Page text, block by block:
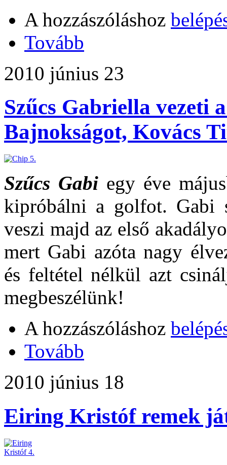
A hozzászóláshoz
Tovább
2010 június 23
Szűcs Gabriella vezeti
Bajnokságot, Kovács
Szűcs Gabi egy éve
kipróbálni a golfot. Gabi
veszi majd az első
mert Gabi azóta nagy
és feltétel nélkül azt
megbeszélünk!
A hozzászóláshoz
Tovább
2010 június 18
Eiring Kristóf remek